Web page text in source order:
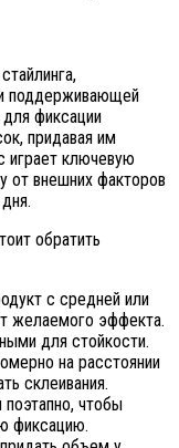
поддерживающей
фиксации
придавая им
играет ключевую
от внешних факторов
обратить
с средней или
желаемого эффекта.
для стойкости.
на расстоянии
склеивания.
чтобы
фиксацию.